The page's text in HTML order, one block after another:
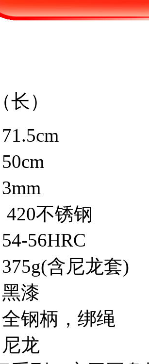
长）
不锈钢
56HRC
含尼龙套)
漆
钢柄，绑绳
龙